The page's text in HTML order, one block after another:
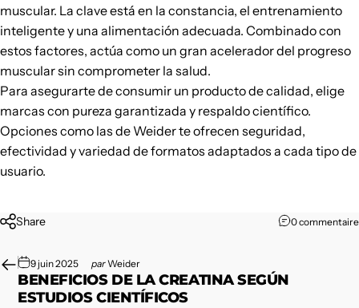
muscular. La clave está en la constancia, el entrenamiento
inteligente y una alimentación adecuada. Combinado con
estos factores, actúa como un gran acelerador del progreso
muscular sin comprometer la salud.
Para asegurarte de consumir un producto de calidad, elige
marcas con pureza garantizada y respaldo científico.
Opciones como las de Weiderte ofrecen seguridad,
efectividad y variedad de formatos adaptados a cada tipo de
usuario.
Share 0 commentaire
9 juin 2025 parWeider
BENEFICIOS DE LA CREATINA SEGÚN
ESTUDIOS CIENTÍFICOS